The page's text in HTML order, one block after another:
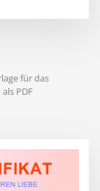
für das
PDF